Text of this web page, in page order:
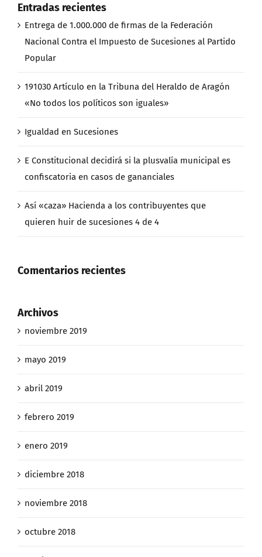
Entradas recientes
Entrega de 1.000.000 de firmas de la Federación
Nacional Contra el Impuesto de Sucesiones al Partido
Popular
191030 Artículo en la Tribuna del Heraldo de Aragón
«No todos los políticos son iguales»
Igualdad en Sucesiones
E Constitucional decidirá si la plusvalía municipal es
confiscatoria en casos de gananciales
Así «caza» Hacienda a los contribuyentes que
quieren huir de sucesiones 4 de 4
Comentarios recientes
Archivos
noviembre 2019
mayo 2019
abril 2019
febrero 2019
enero 2019
diciembre 2018
noviembre 2018
octubre 2018